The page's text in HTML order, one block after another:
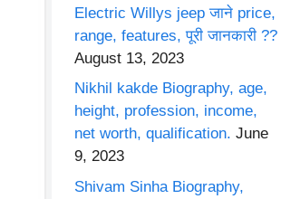
Electric Willys jeep जाने price,
range, features, पूरी जानकारी ??
August 13, 2023
Nikhil kakde Biography, age,
height, profession, income,
net worth, qualification. June
9, 2023
Shivam Sinha Biography,